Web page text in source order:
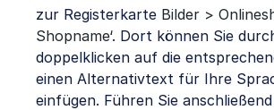
zur Registerkarte Bilder >
Shopname‘. Dort können Sie
doppelklicken auf die
einen Alternativtext für Ihre
einfügen. Führen Sie